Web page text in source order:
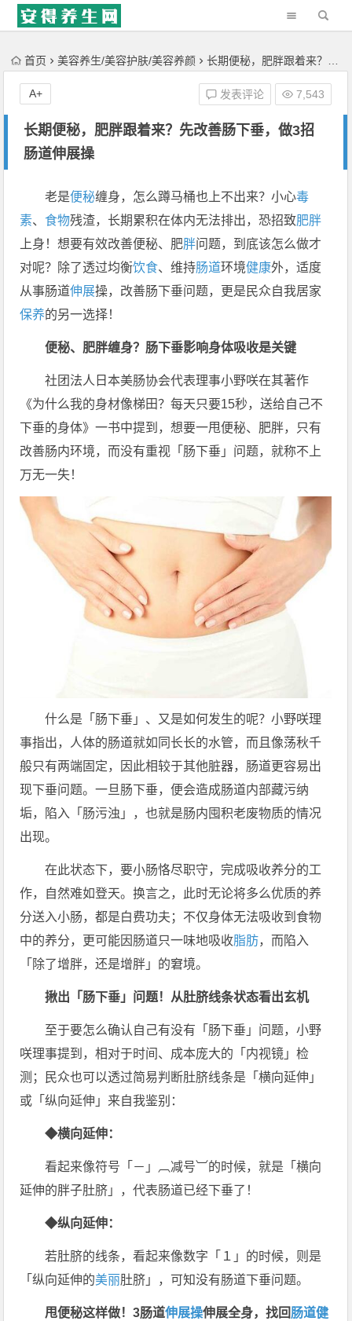
'); })();
首页 美容养生/美容护肤/美容养颜 长期便秘，肥胖跟着来？先改善肠下垂，做3招肠道伸展操
长期便秘，肥胖跟着来？先改善肠下垂，做3招
肠道伸展操
发表评论 7,543
A+
老是便秘缠身，怎么蹲马桶也上不出来？小心毒
素、食物残渣，长期累积在体内无法排出，恐招致肥胖
上身！想要有效改善便秘、肥胖问题，到底该怎么做才
对呢？除了透过均衡饮食、维持肠道环境健康外，适度
从事肠道伸展操，改善肠下垂问题，更是民众自我居家
保养的另一选择！
便秘、肥胖缠身？肠下垂影响身体吸收是关键
社团法人日本美肠协会代表理事小野咲在其著作
《为什么我的身材像梯田？每天只要15秒，送给自己不
下垂的身体》一书中提到，想要一甩便秘、肥胖，只有
改善肠内环境，而没有重视「肠下垂」问题，就称不上
万无一失！
什么是「肠下垂」、又是如何发生的呢？小野咲理
事指出，人体的肠道就如同长长的水管，而且像荡秋千
般只有两端固定，因此相较于其他脏器，肠道更容易出
现下垂问题。一旦肠下垂，便会造成肠道内部藏污纳
垢，陷入「肠污浊」，也就是肠内囤积老废物质的情况
出现。
在此状态下，要小肠恪尽职守，完成吸收养分的工
作，自然难如登天。换言之，此时无论将多么优质的养
分送入小肠，都是白费功夫；不仅身体无法吸收到食物
中的养分，更可能因肠道只一味地吸收脂肪，而陷入
「除了增胖，还是增胖」的窘境。
揪出「肠下垂」问题！从肚脐线条状态看出玄机
至于要怎么确认自己有没有「肠下垂」问题，小野
咲理事提到，相对于时间、成本庞大的「内视镜」检
测；民众也可以透过简易判断肚脐线条是「横向延伸」
或「纵向延伸」来自我鉴别：
◆横向延伸：
看起来像符号「－」︹减号︺的时候，就是「横向
延伸的胖子肚脐」，代表肠道已经下垂了！
◆纵向延伸：
若肚脐的线条，看起来像数字「１」的时候，则是
「纵向延伸的美丽肚脐」，可知没有肠道下垂问题。
甩便秘这样做！3肠道伸展操伸展全身，找回 肠道健